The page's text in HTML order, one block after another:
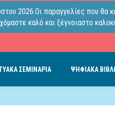
2026.Οι παραγγελίες που θα
καλό και ξέγνοιαστο
ΣΕΜΙΝΑΡΙΑ ΨΗΦΙΑΚΑ